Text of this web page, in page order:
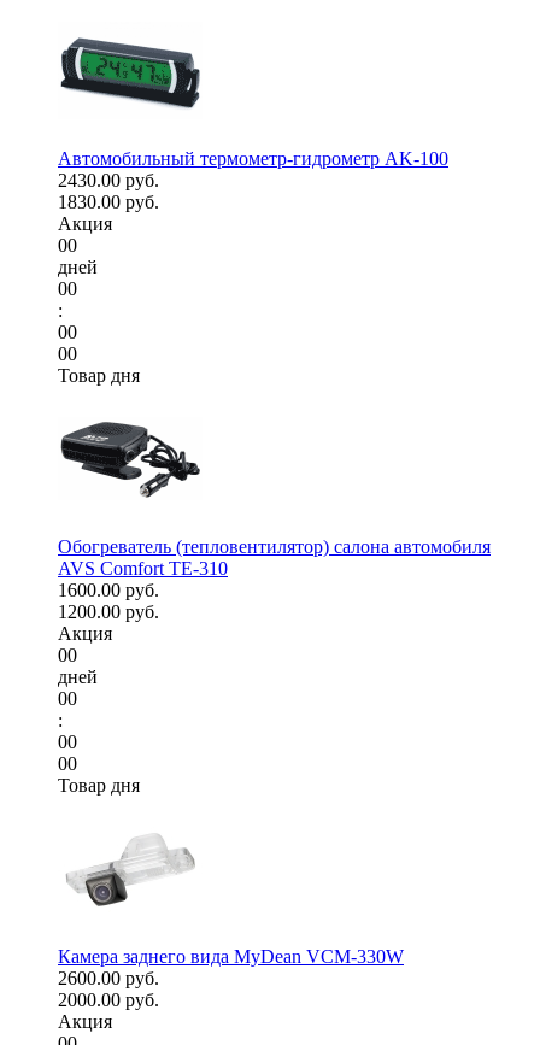
Автомобильный термометр-гидрометр AK-100
2430.00 руб.
1830.00 руб.
Акция
00
дней
00
:
00
00
Товар дня
Обогреватель (тепловентилятор) салона автомобиля
AVS Comfort TE-310
1600.00 руб.
1200.00 руб.
Акция
00
дней
00
:
00
00
Товар дня
Камера заднего вида MyDean VCM-330W
2600.00 руб.
2000.00 руб.
Акция